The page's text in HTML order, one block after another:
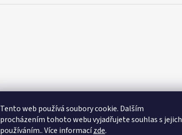
Tento web používá soubory cookie. Dalším
procházením tohoto webu vyjadřujete souhlas s jejich
používáním.. Více informacízde.